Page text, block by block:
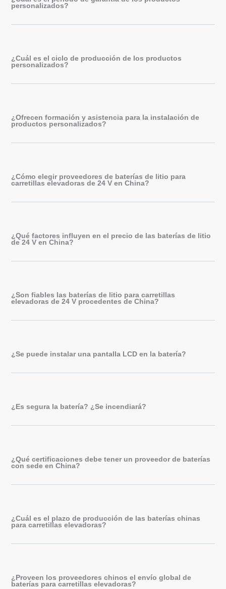
personalizados?
¿Cuál es el ciclo de producción de los productos
personalizados?
¿Ofrecen formación y asistencia para la instalación de
productos personalizados?
¿Cómo elegir proveedores de baterías de litio para
carretillas elevadoras de 24 V en China?
¿Qué factores influyen en el precio de las baterías de litio
de 24 V en China?
¿Son fiables las baterías de litio para carretillas
elevadoras de 24 V procedentes de China?
¿Se puede instalar una pantalla LCD en la batería?
¿Es segura la batería? ¿Se incendiará?
¿Qué certificaciones debe tener un proveedor de baterías
con sede en China?
¿Cuál es el plazo de producción de las baterías chinas
para carretillas elevadoras?
¿Proveen los proveedores chinos el envío global de
baterías para carretillas elevadoras?